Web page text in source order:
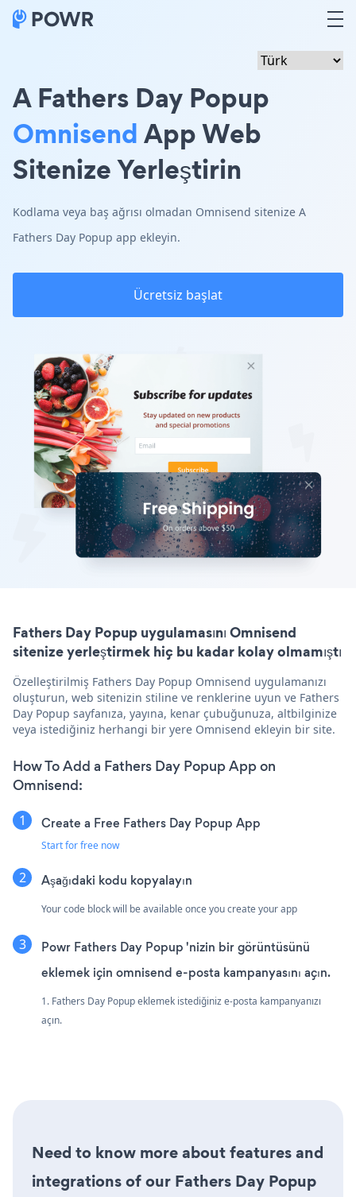
A Fathers Day Popup
OmnisendApp Web
Sitenize Yerleştirin
Kodlama veya baş ağrısı olmadan Omnisend sitenize A
Fathers Day Popup app ekleyin.
Ücretsiz başlat
Fathers Day Popup uygulamasını Omnisend
sitenize yerleştirmek hiç bu kadar kolay olmamıştı
Özelleştirilmiş Fathers Day Popup Omnisend uygulamanızı
oluşturun, web sitenizin stiline ve renklerine uyun ve Fathers
Day Popup sayfanıza, yayına, kenar çubuğunuza, altbilginize
veya istediğiniz herhangi bir yere Omnisend ekleyin bir site.
How To Add a Fathers Day Popup App on
Omnisend:
Create a Free Fathers Day Popup App
Start for free now
Aşağıdaki kodu kopyalayın
Your code block will be available once you create your app
Powr Fathers Day Popup 'nizin bir görüntüsünü
eklemek için omnisend e-posta kampanyasını açın.
1. Fathers Day Popup eklemek istediğiniz e-posta kampanyanızı
açın.
Need to know more about features and
integrations of our Fathers Day Popup